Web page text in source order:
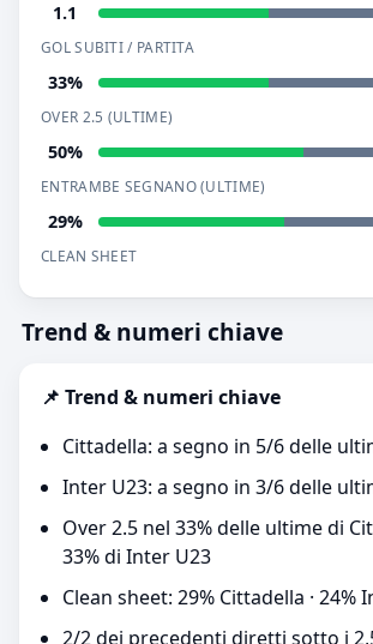
1.1
GOL SUBITI / PARTITA
33%
OVER 2.5 (ULTIME)
50%
ENTRAMBE SEGNANO (ULTIME)
29%
CLEAN SHEET
Trend & numeri chiave
📌 Trend & numeri chiave
Cittadella: a segno in 5/6 delle
Inter U23: a segno in 3/6 delle
Over 2.5 nel 33% delle ultime di
33% di Inter U23
Clean sheet: 29% Cittadella · 24%
2/2 dei precedenti diretti sotto i